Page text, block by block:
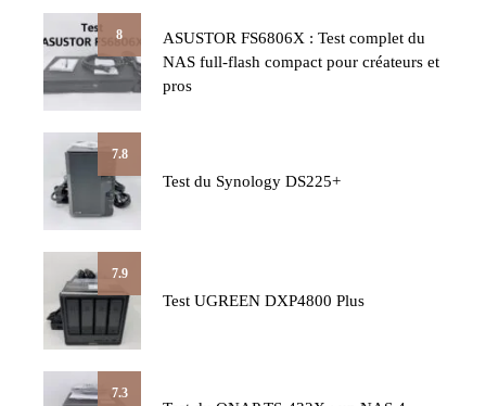
8
ASUSTOR FS6806X : Test complet du
NAS full-flash compact pour créateurs et
pros
7.8
Test du Synology DS225+
7.9
Test UGREEN DXP4800 Plus
7.3